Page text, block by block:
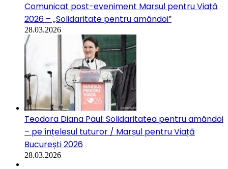
Comunicat post-eveniment Marșul pentru Viață
2026 – „Solidaritate pentru amândoi”
28.03.2026
Teodora Diana Paul: Solidaritatea pentru amândoi
– pe înțelesul tuturor / Marșul pentru Viață
București 2026
28.03.2026